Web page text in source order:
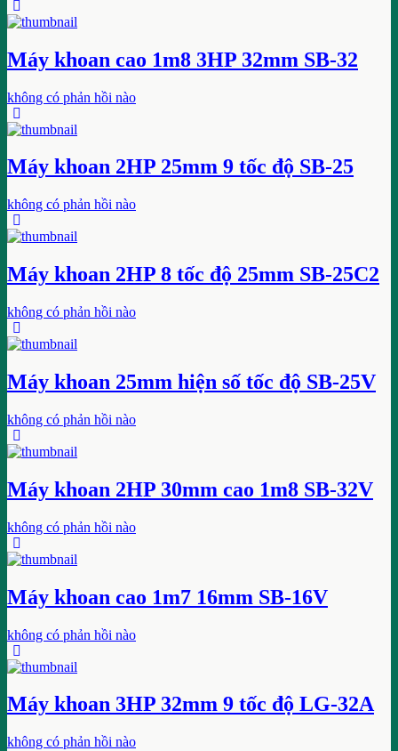
Máy khoan cao 1m8 3HP 32mm SB-32
không có phản hồi nào
Máy khoan 2HP 25mm 9 tốc độ SB-25
không có phản hồi nào
Máy khoan 2HP 8 tốc độ 25mm SB-25C2
không có phản hồi nào
Máy khoan 25mm hiện số tốc độ SB-25V
không có phản hồi nào
Máy khoan 2HP 30mm cao 1m8 SB-32V
không có phản hồi nào
Máy khoan cao 1m7 16mm SB-16V
không có phản hồi nào
Máy khoan 3HP 32mm 9 tốc độ LG-32A
không có phản hồi nào